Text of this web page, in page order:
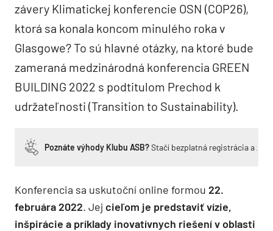
závery Klimatickej konferencie OSN (COP26),
ktorá sa konala koncom minulého roka v
Glasgowe? To sú hlavné otázky, na ktoré bude
zameraná medzinárodná konferencia GREEN
BUILDING 2022 s podtitulom Prechod k
udržateľnosti (Transition to Sustainability).
Poznáte výhody Klubu ASB?Stačí bezplatná registrácia a
Konferencia sa uskutoční online formou 22.
februára 2022. Jej cieľom je predstaviť vízie,
inšpirácie a príklady inovatívnych riešení voblasti